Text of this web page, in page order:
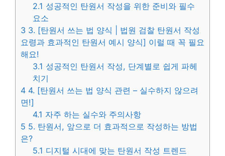
2.1 성공적인 탄원서 작성을 위한 준비와 필수
요소
3 3. [탄원서 쓰는 법 양식 | 법원 검찰 탄원서 작성
요령과 효과적인 탄원서 예시 양식] 이럴 때 꼭 필요
해요!
3.1 성공적인 탄원서 작성, 단계별로 쉽게 파헤
치기
4 4. [탄원서 쓰는 법 양식 관련 – 실수하지 않으려
면!]
4.1 자주 하는 실수와 주의사항
5 5. 탄원서, 앞으로 더 효과적으로 작성하는 방법
은?
5.1 디지털 시대에 맞는 탄원서 작성 트렌드